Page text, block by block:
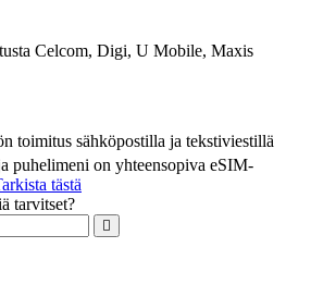
Celcom, Digi, U Mobile, Maxis
toimitus sähköpostilla ja tekstiviestillä
puhelimeni on yhteensopiva eSIM-
tästä
tarvitset?